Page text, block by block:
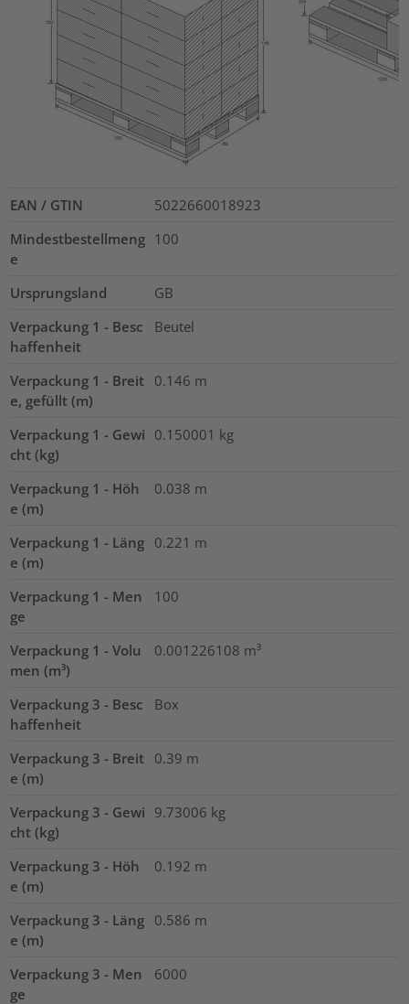
EAN / GTIN
5022660018923
Mindestbestellmeng
e
100
Ursprungsland
GB
Verpackung 1 - Besc
haffenheit
Beutel
Verpackung 1 - Breit
e, gefüllt (m)
0.146 m
Verpackung 1 - Gewi
cht (kg)
0.150001 kg
Verpackung 1 - Höh
e (m)
0.038 m
Verpackung 1 - Läng
e (m)
0.221 m
Verpackung 1 - Men
ge
100
Verpackung 1 - Volu
men (m³)
0.001226108 m³
Verpackung 3 - Besc
haffenheit
Box
Verpackung 3 - Breit
e (m)
0.39 m
Verpackung 3 - Gewi
cht (kg)
9.73006 kg
Verpackung 3 - Höh
e (m)
0.192 m
Verpackung 3 - Läng
e (m)
0.586 m
Verpackung 3 - Men
ge
6000